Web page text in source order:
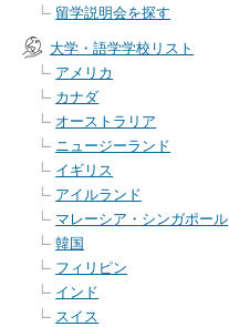
留学説明会を探す
大学・語学学校リスト
アメリカ
カナダ
オーストラリア
ニュージーランド
イギリス
アイルランド
マレーシア・シンガポール
韓国
フィリピン
インド
スイス